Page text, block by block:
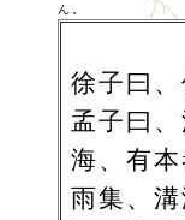
ん。
徐子曰
孟子曰
海、有
雨集、